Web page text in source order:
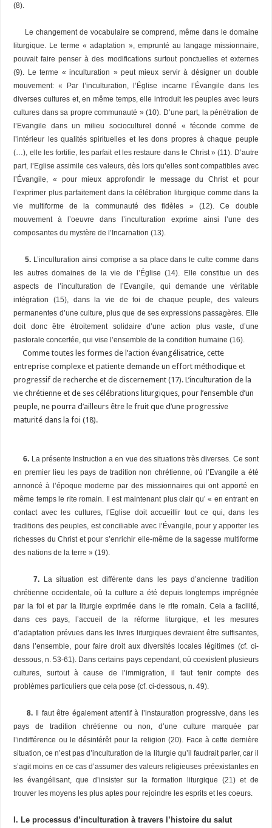
(8).
Le changement de vocabulaire se comprend, même dans le domaine
liturgique. Le terme « adaptation », emprunté au langage missionnaire,
pouvait faire penser à des modifications surtout ponctuelles et externes
(9). Le terme « inculturation » peut mieux servir à désigner un double
mouvement: « Par l’inculturation, l’Église incarne l’Évangile dans les
diverses cultures et, en même temps, elle introduit les peuples avec leurs
cultures dans sa propre communauté » (10). D’une part, la pénétration de
l’Evangile dans un milieu socioculturel donné « féconde comme de
l’intérieur les qualités spirituelles et les dons propres à chaque peuple
(…), elle les fortifie, les parfait et les restaure dans le Christ » (11). D’autre
part, l’Eglise assimile ces valeurs, dès lors qu’elles sont compatibles avec
l’Évangile, « pour mieux approfondir le message du Christ et pour
l’exprimer plus parfaitement dans la célébration liturgique comme dans la
vie multiforme de la communauté des fidèles » (12). Ce double
mouvement à l’oeuvre dans l’inculturation exprime ainsi l’une des
composantes du mystère de l’Incarnation (13).
5. L’inculturation ainsi comprise a sa place dans le culte comme dans
les autres domaines de la vie de l’Église (14). Elle constitue un des
aspects de l’inculturation de l’Evangile, qui demande une véritable
intégration (15), dans la vie de foi de chaque peuple, des valeurs
permanentes d’une culture, plus que de ses expressions passagères. Elle
doit donc être étroitement solidaire d’une action plus vaste, d’une
pastorale concertée, qui vise l’ensemble de la condition humaine (16).
Comme toutes les formes de l’action évangélisatrice, cette
entreprise complexe et patiente demande un effort méthodique et
progressif de recherche et de discernement (17). L’inculturation de la
vie chrétienne et de ses célébrations liturgiques, pour l’ensemble d’un
peuple, ne pourra d’ailleurs être le fruit que d’une progressive
maturité dans la foi (18).
6. La présente Instruction a en vue des situations très diverses. Ce sont
en premier lieu les pays de tradition non chrétienne, où l’Evangile a été
annoncé à l’époque moderne par des missionnaires qui ont apporté en
même temps le rite romain. Il est maintenant plus clair qu’ « en entrant en
contact avec les cultures, l’Eglise doit accueillir tout ce qui, dans les
traditions des peuples, est conciliable avec l’Évangile, pour y apporter les
richesses du Christ et pour s’enrichir elle-même de la sagesse multiforme
des nations de la terre » (19).
7. La situation est différente dans les pays d’ancienne tradition
chrétienne occidentale, où la culture a été depuis longtemps imprégnée
par la foi et par la liturgie exprimée dans le rite romain. Cela a facilité,
dans ces pays, l’accueil de la réforme liturgique, et les mesures
d’adaptation prévues dans les livres liturgiques devraient être suffisantes,
dans l’ensemble, pour faire droit aux diversités locales légitimes (cf. ci-
dessous, n. 53-61). Dans certains pays cependant, où coexistent plusieurs
cultures, surtout à cause de l’immigration, il faut tenir compte des
problèmes particuliers que cela pose (cf. ci-dessous, n. 49).
8. Il faut être également attentif à l’instauration progressive, dans les
pays de tradition chrétienne ou non, d’une culture marquée par
l’indifférence ou le désintérêt pour la religion (20). Face à cette dernière
situation, ce n’est pas d’inculturation de la liturgie qu’il faudrait parler, car il
s’agit moins en ce cas d’assumer des valeurs religieuses préexistantes en
les évangélisant, que d’insister sur la formation liturgique (21) et de
trouver les moyens les plus aptes pour rejoindre les esprits et les coeurs.
I. Le processus d’inculturation à travers l’histoire du salut